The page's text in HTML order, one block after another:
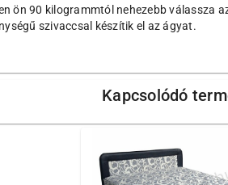
ön 90 kilogrammtól nehezebb válassza
szivaccsal készítik el az ágyat.
Kapcsolódó